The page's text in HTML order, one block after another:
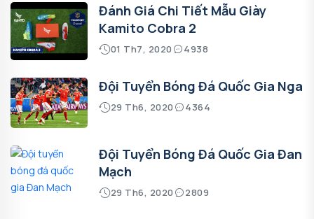
Đánh Giá Chi Tiết Mẫu Giày
Kamito Cobra 2
01 Th7, 2020 4938
Đội Tuyển Bóng Đá Quốc Gia Nga
29 Th6, 2020 4364
Đội Tuyển Bóng Đá Quốc Gia Đan
Mạch
29 Th6, 2020 2809